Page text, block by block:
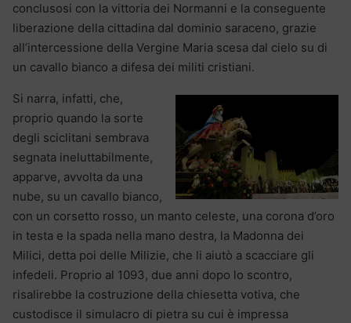
conclusosi con la vittoria dei Normanni e la conseguente
liberazione della cittadina dal dominio saraceno, grazie
all’intercessione della Vergine Maria scesa dal cielo su di
un cavallo bianco a difesa dei militi cristiani.
Si narra, infatti, che,
proprio quando la sorte
degli sciclitani sembrava
segnata ineluttabilmente,
apparve, avvolta da una
nube, su un cavallo bianco,
con un corsetto rosso, un manto celeste, una corona d’oro
in testa e la spada nella mano destra, la Madonna dei
Milici, detta poi delle Milizie, che li aiutò a scacciare gli
infedeli. Proprio al 1093, due anni dopo lo scontro,
risalirebbe la costruzione della chiesetta votiva, che
custodisce il simulacro di pietra su cui è impressa